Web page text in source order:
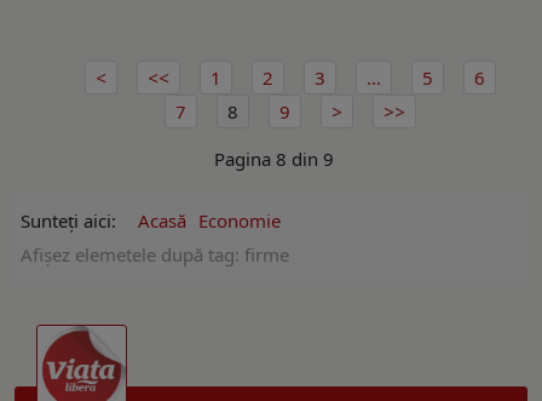
1 2 3 ... 5
6
7
8
9
Pagina 8 din 9
Sunteți aici: Acasă Economie
Afişez elemetele după tag: firme